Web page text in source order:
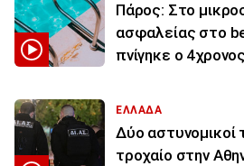
Πάρος: Στο
ασφαλείας στο
πνίγηκε ο
ΕΛΛΑΔΑ
Δύο αστυνομικοί
τροχαίο στην